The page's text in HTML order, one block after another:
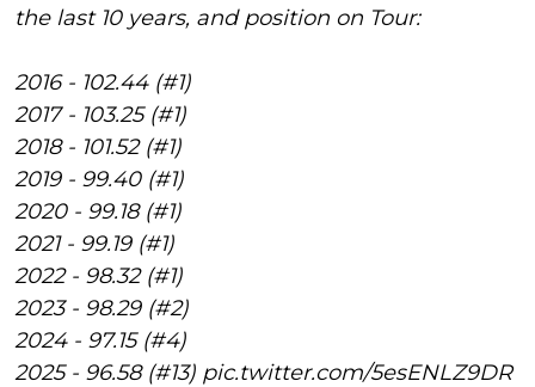
the last 10 years, and position on Tour:
2016 - 102.44 (#1)
2017 - 103.25 (#1)
2018 - 101.52 (#1)
2019 - 99.40 (#1)
2020 - 99.18 (#1)
2021 - 99.19 (#1)
2022 - 98.32 (#1)
2023 - 98.29 (#2)
2024 - 97.15 (#4)
2025 - 96.58 (#13) pic.twitter.com/5esENLZ9DR